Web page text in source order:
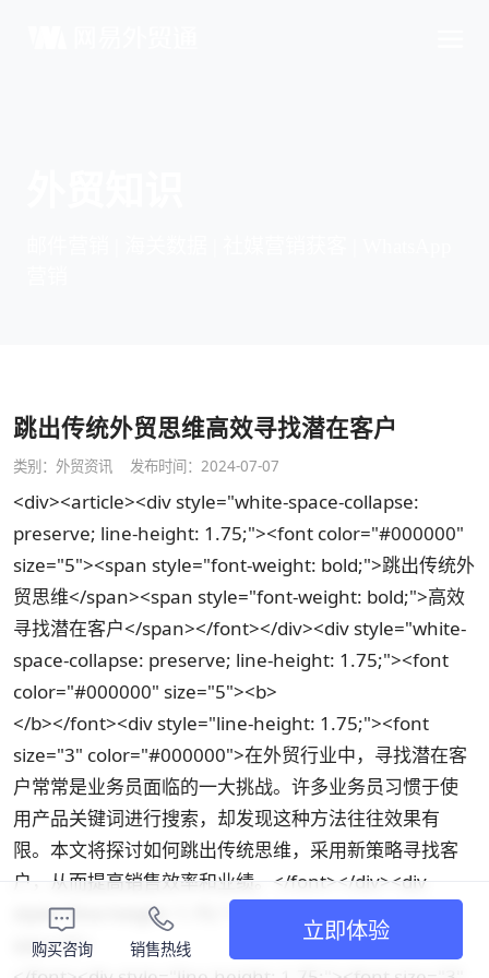
跳出传统外贸思维高效寻找潜在客户
类别： 外贸资讯 发布时间：2024-07-07
<div><article><div style="white-space-collapse:
preserve; line-height: 1.75;"><font color="#000000"
size="5"><span style="font-weight: bold;">跳出传统外
贸思维</span><span style="font-weight: bold;">高效
寻找潜在客户</span></font></div><div style="white-
space-collapse: preserve; line-height: 1.75;"><font
color="#000000" size="5"><b>
</b></font><div style="line-height: 1.75;"><font
size="3" color="#000000">在外贸行业中，寻找潜在客
户常常是业务员面临的一大挑战。许多业务员习惯于使
用产品关键词进行搜索，却发现这种方法往往效果有
限。本文将探讨如何跳出传统思维，采用新策略寻找客
户，从而提高销售效率和业绩。</font></div><div
style="line-height: 1.75;"><font color="#000000"
size="3">
购买咨询 销售热线
立即体验